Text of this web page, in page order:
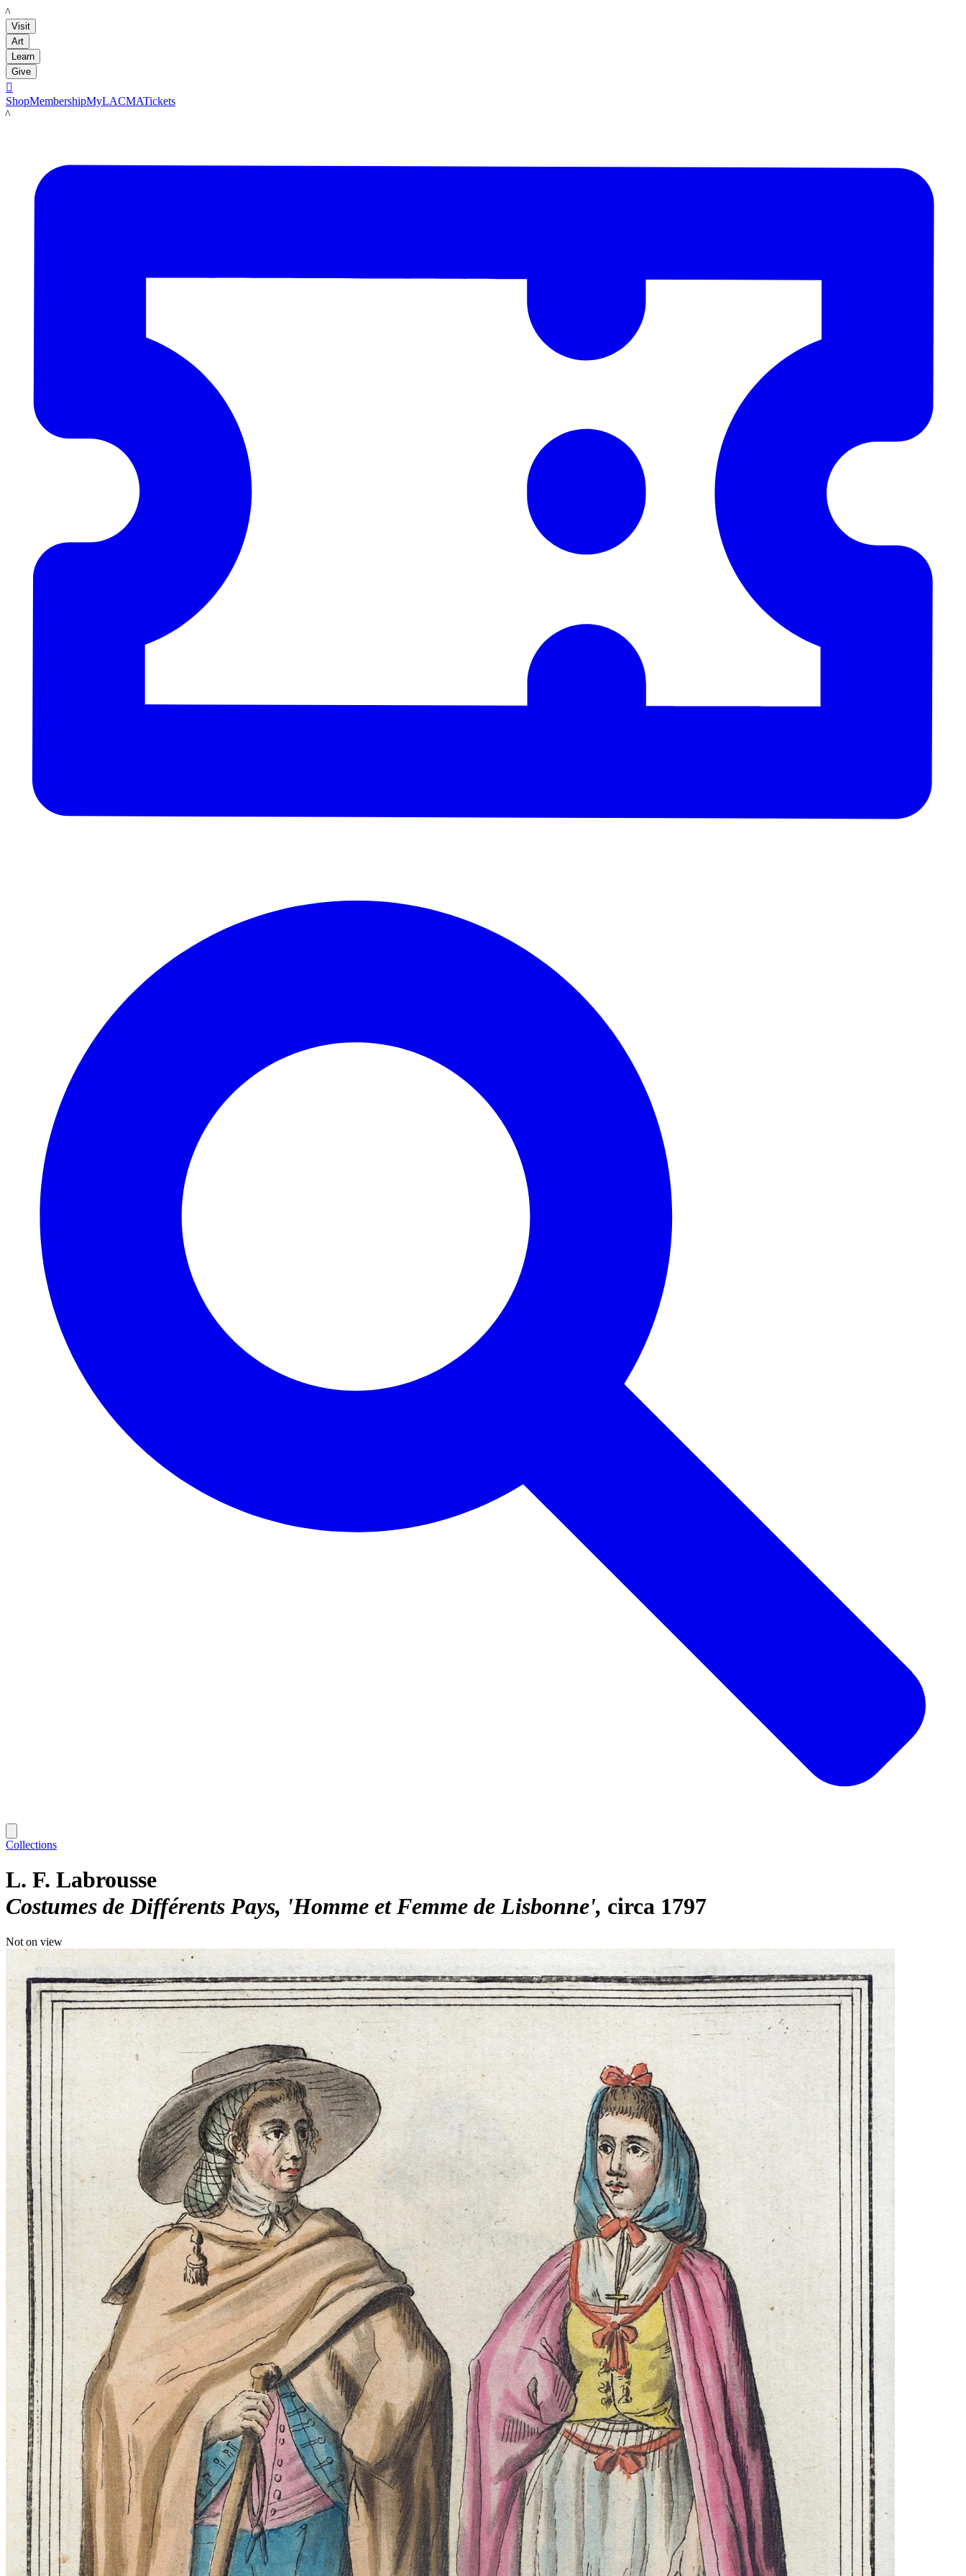
LACMA
Visit
Art
Learn
Give

ShopMembershipMyLACMATickets
LACMA
Collections
L. F. Labrousse
Costumes de Différents Pays, 'Homme et Femme de Lisbonne' circa 1797
Not on view